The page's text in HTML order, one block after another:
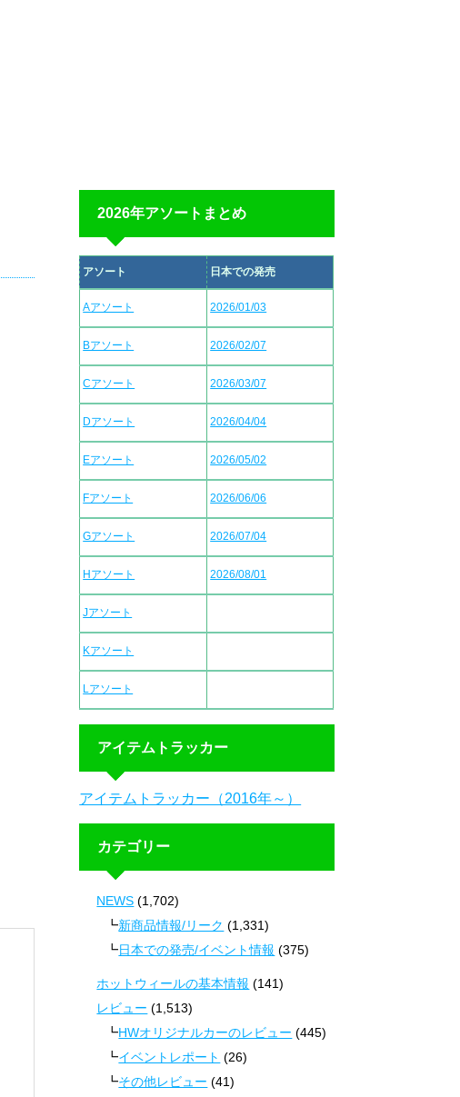
2026年アソートまとめ
アソート 日本での発売
Aアソート 2026/01/03
Bアソート 2026/02/07
Cアソート 2026/03/07
Dアソート 2026/04/04
Eアソート 2026/05/02
Fアソート 2026/06/06
Gアソート 2026/07/04
Hアソート 2026/08/01
Jアソート
Kアソート
Lアソート
アイテムトラッカー
アイテムトラッカー（2016年～）
カテゴリー
NEWS (1,702)
新商品情報/リーク (1,331)
日本での発売/イベント情報 (375)
ホットウィールの基本情報 (141)
レビュー (1,513)
HWオリジナルカーのレビュー (445)
イベントレポート (26)
その他レビュー (41)